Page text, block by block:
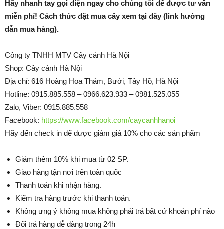
Hãy nhanh tay gọi điện ngay cho chúng tôi để được tư vấn
miễn phí! Cách thức đặt mua cây xem tại đây (link hướng
dẫn mua hàng).
Công ty TNHH MTV Cây cảnh Hà Nội
Shop: Cây cảnh Hà Nội
Địa chỉ: 616 Hoàng Hoa Thám, Bưởi, Tây Hồ, Hà Nội
Hotline: 0915.885.558 – 0966.623.933 – 0981.525.055
Zalo, Viber: 0915.885.558
Facebook: https://www.facebook.com/caycanhhanoi
Hãy đến check in để được giảm giá 10% cho các sản phẩm
Giảm thêm 10% khi mua từ 02 SP.
Giao hàng tận nơi trên toàn quốc
Thanh toán khi nhận hàng.
Kiểm tra hàng trước khi thanh toán.
Không ưng ý không mua không phải trả bất cứ khoản phí nào
Đổi trả hàng dễ dàng trong 24h